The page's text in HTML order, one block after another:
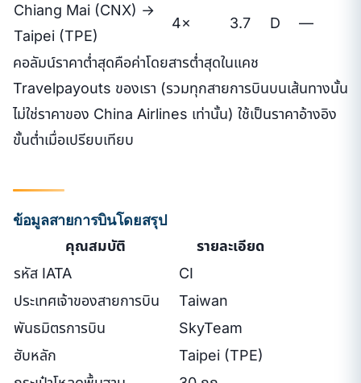
Chiang Mai (CNX) →
Taipei (TPE)
4× 3.7 D —
คอลัมน์ราคาต่ำสุดคือค่าโดยสารต่ำสุดในแคช
Travelpayouts ของเรา (รวมทุกสายการบินบนเส้นทางนั้น
ไม่ใช่ราคาของ China Airlines เท่านั้น) ใช้เป็นราคาอ้างอิง
ขั้นต่ำเมื่อเปรียบเทียบ
ข้อมูลสายการบินโดยสรุป
คุณสมบัติ
รายละเอียด
รหัส IATA
CI
ประเทศเจ้าของสายการบิน
Taiwan
พันธมิตรการบิน
SkyTeam
ฮับหลัก
Taipei (TPE)